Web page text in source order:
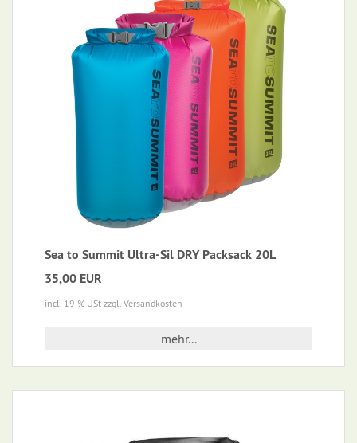
Sea to Summit Ultra-Sil DRY Packsack 20L
35,00 EUR
incl. 19 % USt zzgl. Versandkosten
mehr...